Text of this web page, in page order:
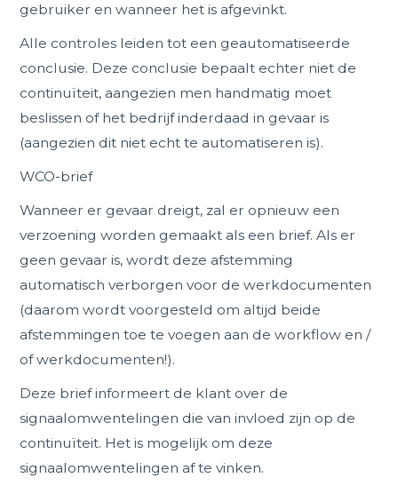
gebruiker en wanneer het is afgevinkt.
Alle controles leiden tot een geautomatiseerde
conclusie. Deze conclusie bepaalt echter niet de
continuïteit, aangezien men handmatig moet
beslissen of het bedrijf inderdaad in gevaar is
(aangezien dit niet echt te automatiseren is).
WCO-brief
Wanneer er gevaar dreigt, zal er opnieuw een
verzoening worden gemaakt als een brief. Als er
geen gevaar is, wordt deze afstemming
automatisch verborgen voor de werkdocumenten
(daarom wordt voorgesteld om altijd beide
afstemmingen toe te voegen aan de workflow en /
of werkdocumenten!).
Deze brief informeert de klant over de
signaalomwentelingen die van invloed zijn op de
continuïteit. Het is mogelijk om deze
signaalomwentelingen af te vinken.